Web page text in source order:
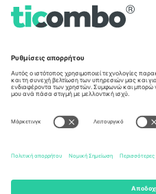
Regus Sofia City West, bul
Totleben 53-55, 1606 Sofia,
Mexico
Av Chapultepec 360, Roma
Norte, Cuauhtémoc, 06700
Ciudad de México, CDMX,
Mexico
Η νομική οντότητα του παρόχου
τομέα. Για λεπτομέρειες